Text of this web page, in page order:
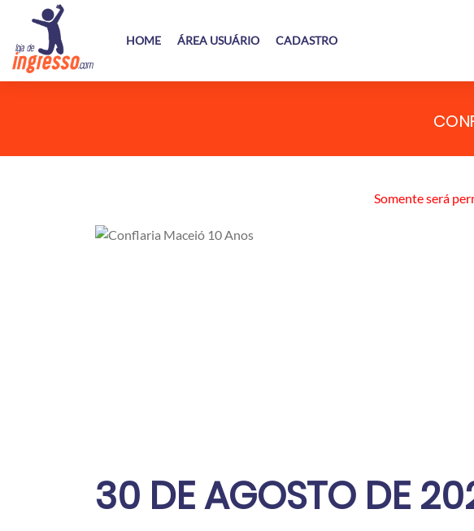
HOME ÁREA USUÁRIO CADASTRO
Somente será
30 DE AGOSTO DE